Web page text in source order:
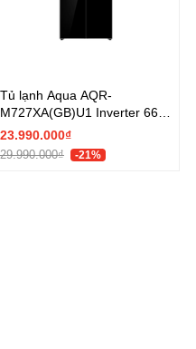
Tủ lạnh Aqua AQR-
M727XA(GB)U1 Inverter 660
lít Multi Door - Chính hãng
23.990.000₫
29.990.000₫ -21%